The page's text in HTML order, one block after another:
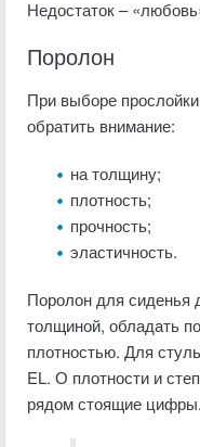
Недостаток –
Поролон
При выборе
обратить внимание:
на толщину;
плотность;
прочность;
эластичность.
Поролон для сиденья
толщиной, обладать
плотностью. Для
EL. О плотности и
рядом стоящие цифры.